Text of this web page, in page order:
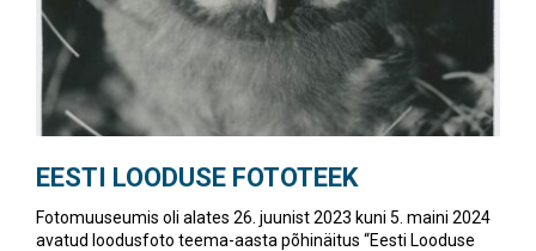
EESTI LOODUSE FOTOTEEK
Fotomuuseumis oli alates 26. juunist 2023 kuni 5. maini 2024
avatud loodusfoto teema-aasta põhinäitus “Eesti Looduse